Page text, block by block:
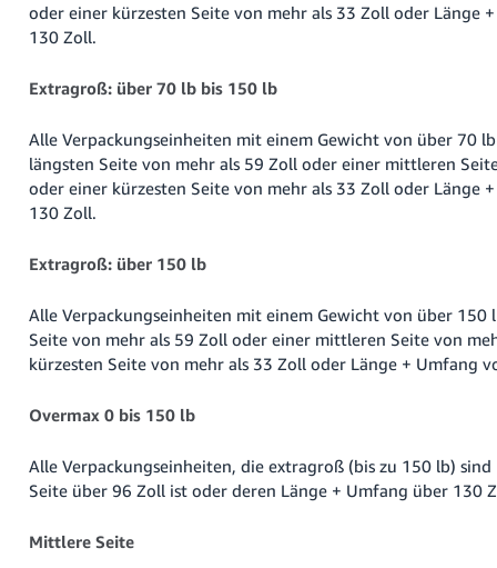
oder einer kürzesten Seite von mehr als 33 Zoll oder Länge
130 Zoll.
Extragroß: über 70 lb bis 150 lb
Alle Verpackungseinheiten mit einem Gewicht von über 70
längsten Seite von mehr als 59 Zoll oder einer mittleren
oder einer kürzesten Seite von mehr als 33 Zoll oder Länge
130 Zoll.
Extragroß: über 150 lb
Alle Verpackungseinheiten mit einem Gewicht von über 150
Seite von mehr als 59 Zoll oder einer mittleren Seite von
kürzesten Seite von mehr als 33 Zoll oder Länge + Umfang
Overmax 0 bis 150 lb
Alle Verpackungseinheiten, die extragroß (bis zu 150 lb)
Seite über 96 Zoll ist oder deren Länge + Umfang über 130
Mittlere Seite